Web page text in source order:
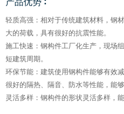
产品优势：
轻质高强：相对于传统建筑材料，钢
大的荷载，具有很好的抗震性能。
施工快速：钢构件工厂化生产，现场
短建筑周期。
环保节能：建筑使用钢构件能够有效
很好的隔热、隔音、防水等性能，能够
灵活多样：钢构件的形状灵活多样，